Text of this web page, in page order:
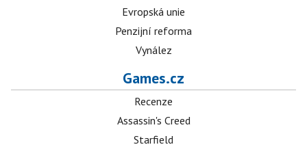
Evropská unie
Penzijní reforma
Vynález
Games.cz
Recenze
Assassin's Creed
Starfield